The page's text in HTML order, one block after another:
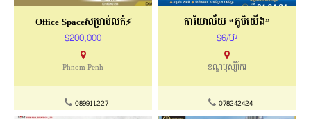
Office Spaceសម្រាប់លក់⚡️
$200,000
Phnom Penh
089911227
ការិយាល័យ “ភូមិយើង”
$6/ម²
ខណ្ឌឫស្សីកែវ
078242424